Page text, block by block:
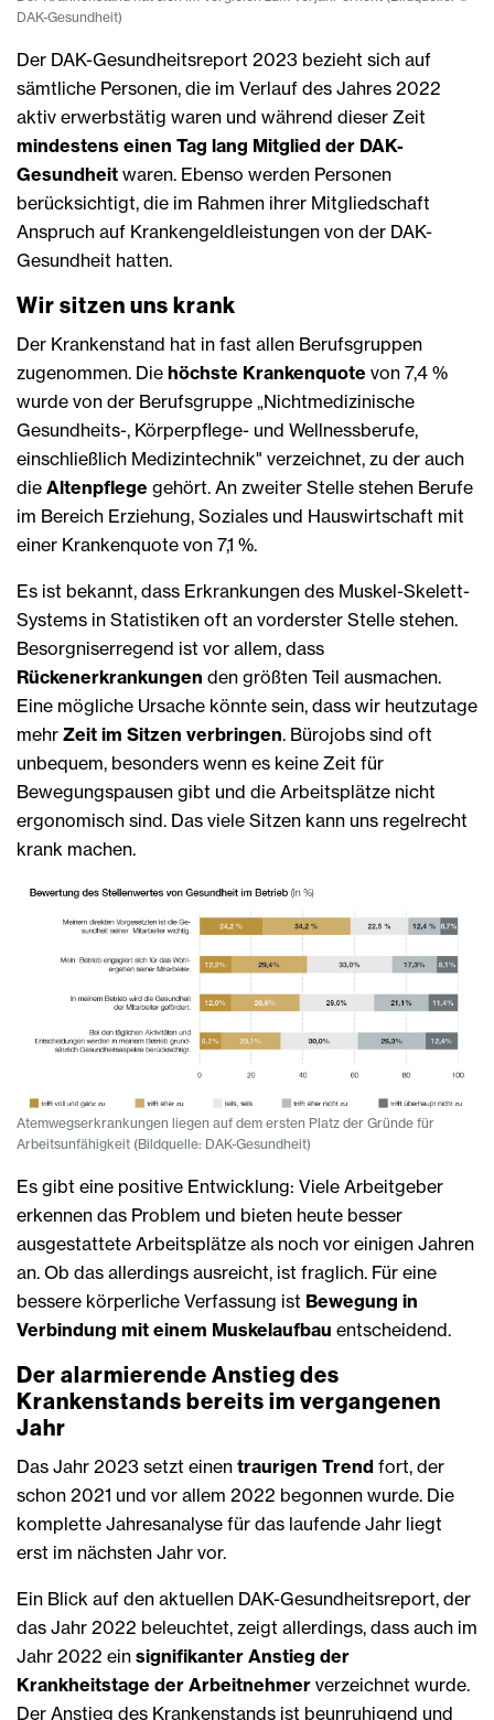
DAK-Gesundheit)
Der DAK-Gesundheitsreport 2023 bezieht sich auf
sämtliche Personen, die im Verlauf des Jahres 2022
aktiv erwerbstätig waren und während dieser Zeit
mindestens einen Tag lang Mitglied der DAK-
Gesundheit waren. Ebenso werden Personen
berücksichtigt, die im Rahmen ihrer Mitgliedschaft
Anspruch auf Krankengeldleistungen von der DAK-
Gesundheit hatten.
Wir sitzen uns krank
Der Krankenstand hat in fast allen Berufsgruppen
zugenommen. Die höchste Krankenquote von 7,4 %
wurde von der Berufsgruppe „Nichtmedizinische
Gesundheits-, Körperpflege- und Wellnessberufe,
einschließlich Medizintechnik" verzeichnet, zu der auch
die Altenpflege gehört. An zweiter Stelle stehen Berufe
im Bereich Erziehung, Soziales und Hauswirtschaft mit
einer Krankenquote von 7,1 %.
Es ist bekannt, dass Erkrankungen des Muskel-Skelett-
Systems in Statistiken oft an vorderster Stelle stehen.
Besorgniserregend ist vor allem, dass
Rückenerkrankungen den größten Teil ausmachen.
Eine mögliche Ursache könnte sein, dass wir heutzutage
mehr Zeit im Sitzen verbringen. Bürojobs sind oft
unbequem, besonders wenn es keine Zeit für
Bewegungspausen gibt und die Arbeitsplätze nicht
ergonomisch sind. Das viele Sitzen kann uns regelrecht
krank machen.
Atemwegserkrankungen liegen auf dem ersten Platz der Gründe für
Arbeitsunfähigkeit (Bildquelle: DAK-Gesundheit)
Es gibt eine positive Entwicklung: Viele Arbeitgeber
erkennen das Problem und bieten heute besser
ausgestattete Arbeitsplätze als noch vor einigen Jahren
an. Ob das allerdings ausreicht, ist fraglich. Für eine
bessere körperliche Verfassung ist Bewegung in
Verbindung mit einem Muskelaufbau entscheidend.
Der alarmierende Anstieg des
Krankenstands bereits im vergangenen
Jahr
Das Jahr 2023 setzt einen traurigen Trend fort, der
schon 2021 und vor allem 2022 begonnen wurde. Die
komplette Jahresanalyse für das laufende Jahr liegt
erst im nächsten Jahr vor.
Ein Blick auf den aktuellen DAK-Gesundheitsreport, der
das Jahr 2022 beleuchtet, zeigt allerdings, dass auch im
Jahr 2022 ein signifikanter Anstieg der
Krankheitstage der Arbeitnehmer verzeichnet wurde.
Der Anstieg des Krankenstands ist beunruhigend und